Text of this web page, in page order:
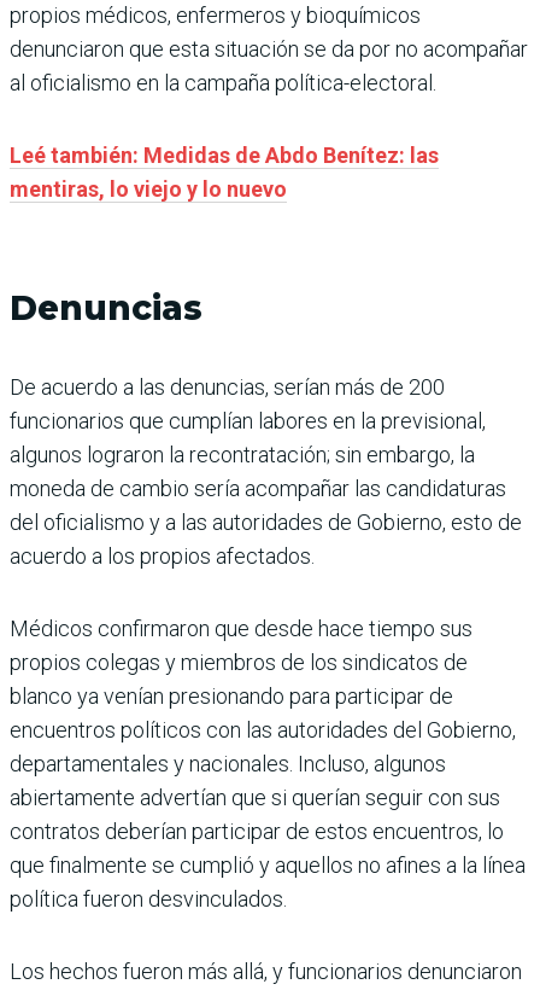
propios médicos, enfermeros y bioquímicos
denunciaron que esta situación se da por no acompañar
al oficialismo en la campaña política-electoral.
Leé también: Medidas de Abdo Benítez: las
mentiras, lo viejo y lo nuevo
Denuncias
De acuerdo a las denuncias, serían más de 200
funcionarios que cumplían labores en la previsional,
algunos lograron la recontratación; sin embargo, la
moneda de cambio sería acompañar las candidaturas
del oficialismo y a las autoridades de Gobierno, esto de
acuerdo a los propios afectados.
Médicos confirmaron que desde hace tiempo sus
propios colegas y miembros de los sindicatos de
blanco ya venían presionando para participar de
encuentros políticos con las autoridades del Gobierno,
departamentales y nacionales. Incluso, algunos
abiertamente advertían que si querían seguir con sus
contratos deberían participar de estos encuentros, lo
que finalmente se cumplió y aquellos no afines a la línea
política fueron desvinculados.
Los hechos fueron más allá, y funcionarios denunciaron